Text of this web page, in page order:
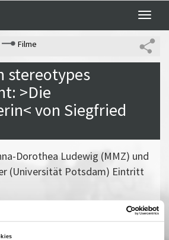
Toggle
Filme
stereotypes
>Die
von Siegfried
Dorothea Ludewig (MMZ) und
(Universität Potsdam) Eintritt